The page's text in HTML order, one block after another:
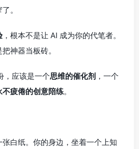
。
，根本不是让 AI 成为你的代笔者。
神器当板砖。
，应该是一个思维的催化剂 ，一个
不疲倦的创意陪练。
白纸。你的身边，坐着一个上知